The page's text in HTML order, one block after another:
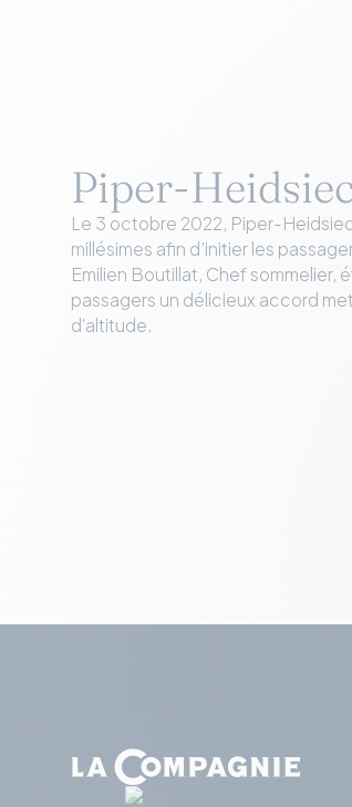
Piper-
Le 3 octobre 2022, Piper-
millésimes afin d’initier les
Emilien Boutillat, Chef sommelier,
passagers un délicieux accord
d'altitude.